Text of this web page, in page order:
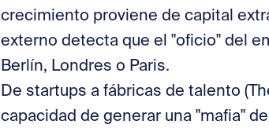
crecimiento proviene de capital
externo detecta que el "oficio" del
Berlín, Londres o Paris.
De startups a fábricas de talento
capacidad de generar una "mafia"